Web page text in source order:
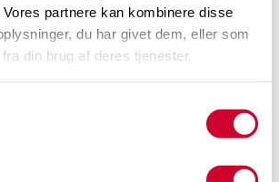
partnere kan kombinere disse
du har givet dem, eller som
din brug af deres tjenester.